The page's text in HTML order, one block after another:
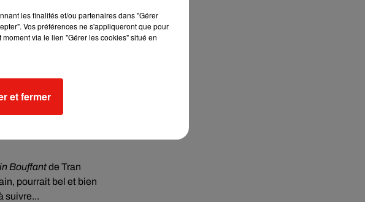
décroche
catégories :
Bouffantde Tran
pourrait bel et bien
suivre...
les finalités et/ou partenaires dans "Gérer
Vos préférences ne s'appliqueront que pour
via le lien "Gérer les cookies" situé en
et fermer